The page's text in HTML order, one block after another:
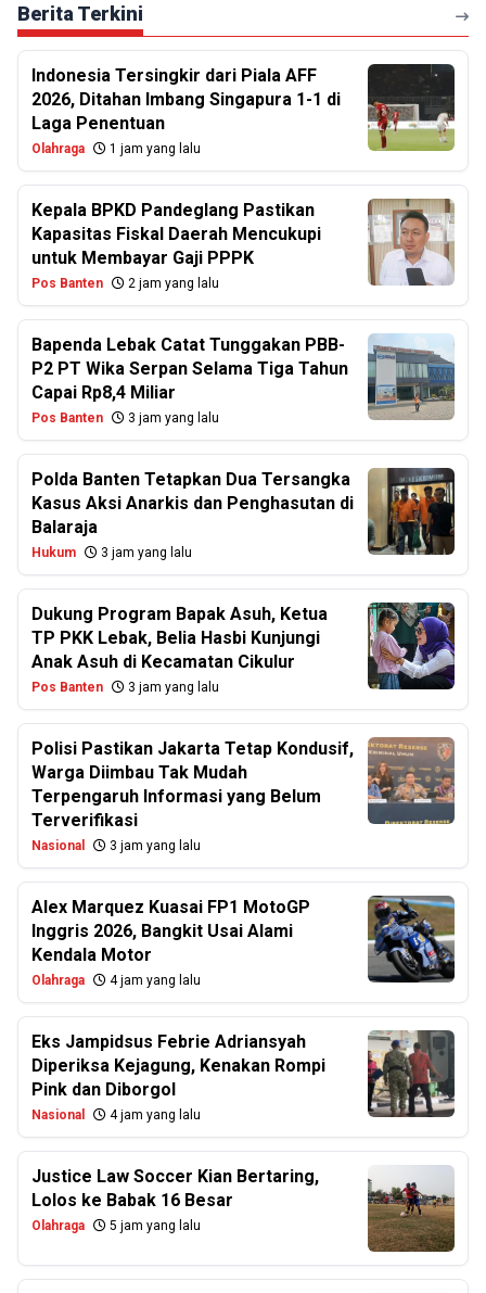
Berita Terkini
Indonesia Tersingkir dari Piala AFF
2026, Ditahan Imbang Singapura 1-1 di
Laga Penentuan
Olahraga 1 jam yang lalu
Kepala BPKD Pandeglang Pastikan
Kapasitas Fiskal Daerah Mencukupi
untuk Membayar Gaji PPPK
Pos Banten 2 jam yang lalu
Bapenda Lebak Catat Tunggakan PBB-
P2 PT Wika Serpan Selama Tiga Tahun
Capai Rp8,4 Miliar
Pos Banten 3 jam yang lalu
Polda Banten Tetapkan Dua Tersangka
Kasus Aksi Anarkis dan Penghasutan di
Balaraja
Hukum 3 jam yang lalu
Dukung Program Bapak Asuh, Ketua
TP PKK Lebak, Belia Hasbi Kunjungi
Anak Asuh di Kecamatan Cikulur
Pos Banten 3 jam yang lalu
Polisi Pastikan Jakarta Tetap Kondusif,
Warga Diimbau Tak Mudah
Terpengaruh Informasi yang Belum
Terverifikasi
Nasional 3 jam yang lalu
Alex Marquez Kuasai FP1 MotoGP
Inggris 2026, Bangkit Usai Alami
Kendala Motor
Olahraga 4 jam yang lalu
Eks Jampidsus Febrie Adriansyah
Diperiksa Kejagung, Kenakan Rompi
Pink dan Diborgol
Nasional 4 jam yang lalu
Justice Law Soccer Kian Bertaring,
Lolos ke Babak 16 Besar
Olahraga 5 jam yang lalu